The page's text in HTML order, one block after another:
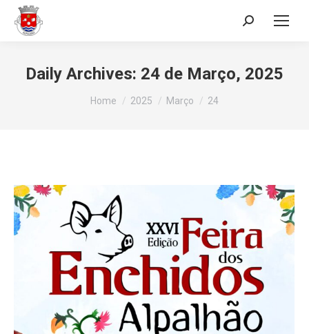
Search:
Daily Archives: 24 de Março, 2025
You are here:
Home 2025 Março 24